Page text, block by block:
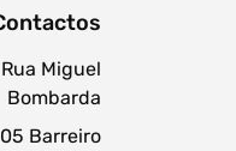
Miguel
Bombarda
Barreiro